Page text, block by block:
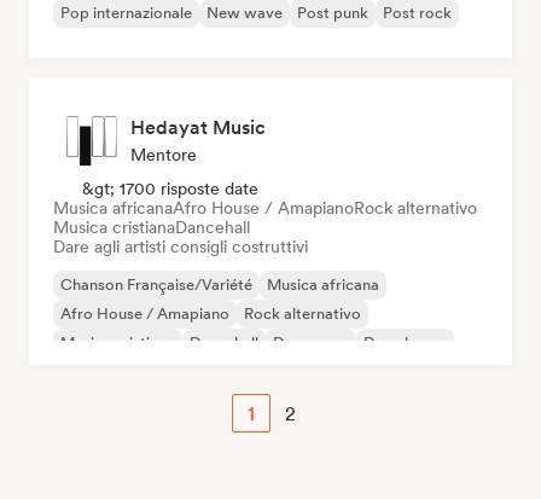
Pop internazionale New wave Post punk Post rock
Hedayat Music
Mentore
&gt; 1700 risposte date
Musica africanaAfro House / AmapianoRock alternativo
Musica cristianaDancehall
Dare agli artisti consigli costruttivi
Chanson Française/Variété
Musica africana
Afro House / Amapiano
Rock alternativo
Musica cristiana
Dancehall Danza pop Deep house
1 2